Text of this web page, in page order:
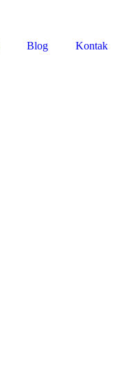
Blog Kontak